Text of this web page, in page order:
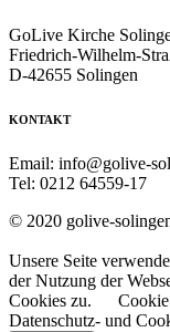
GoLive Kirche
Friedrich-Wilhelm-
D-42655 Solingen
KONTAKT
Email: info@golive-
Tel: 0212 64559-17
© 2020 golive-
Unsere Seite
der Nutzung der
Cookies zu.
Datenschutz- und